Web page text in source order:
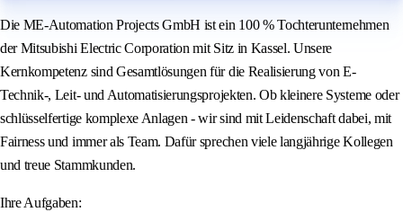
Die ME-Automation Projects GmbH ist ein 100 % Tochterunternehmen
der Mitsubishi Electric Corporation mit Sitz in Kassel. Unsere
Kernkompetenz sind Gesamtlösungen für die Realisierung von E-
Technik-, Leit- und Automatisierungsprojekten. Ob kleinere Systeme oder
schlüsselfertige komplexe Anlagen - wir sind mit Leidenschaft dabei, mit
Fairness und immer als Team. Dafür sprechen viele langjährige Kollegen
und treue Stammkunden.
Ihre Aufgaben: